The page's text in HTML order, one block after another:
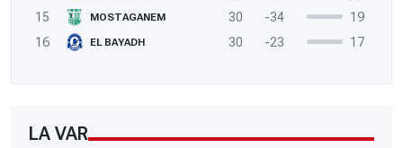
15
MOSTAGANEM 30 -34
19
16
EL BAYADH 30 -23 17
LA VAR